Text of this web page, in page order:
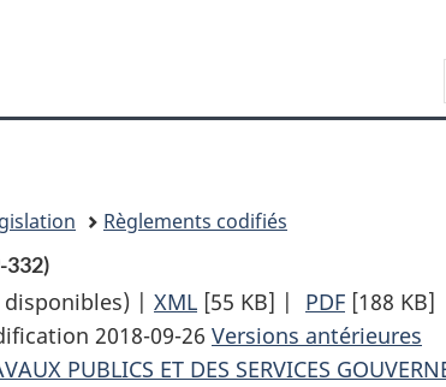
principal
À
site
version
Règlements codifiés
332)
disponibles) | XML Texte
complet
:
[55 KB] | PDF Texte
complet
:
[188 KB]
2018-09-26 Versions antérieures
PUBLICS ET DES SERVICES